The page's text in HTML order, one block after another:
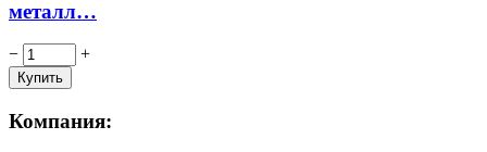
металл…
− +
Компания: